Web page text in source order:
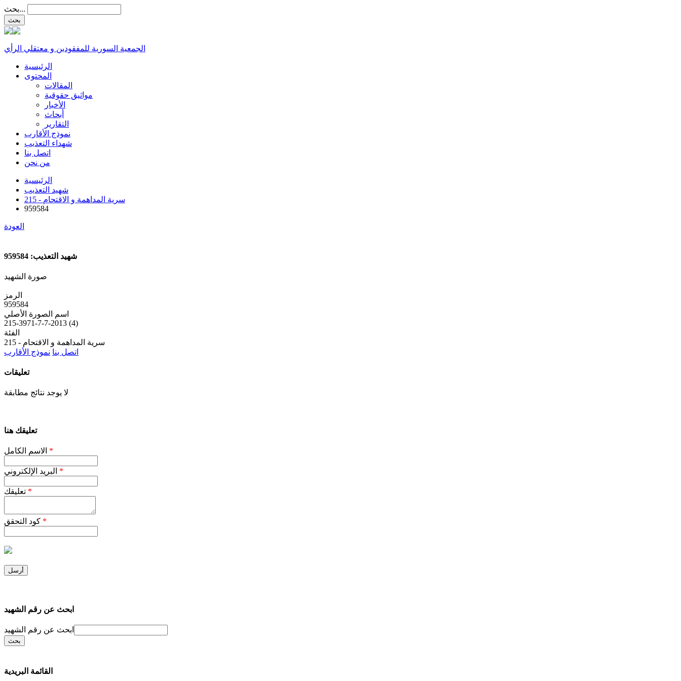
بحث...
الجمعية السورية للمفقودين و معتقلي الرأي
الرئيسية
المحتوى
المقالات
مواثيق حقوقية
الأخبار
أبحاث
التقارير
نموذج الأقارب
شهداء التعذيب
اتصل بنا
من نحن
الرئيسية
شهيد التعذيب
215 - سرية المداهمة و الاقتحام
959584
العودة
شهيد التعذيب: 959584
صورة الشهيد
الرمز
959584
اسم الصورة الأصلي
215-3971-7-7-2013 (4)
الفئة
215 - سرية المداهمة و الاقتحام
اتصل بنا نموذج الأقارب
تعليقات
لا يوجد نتائج مطابقة
تعليقك هنا
*
*
*
*
ابحث عن رقم الشهيد
ابحث عن رقم الشهيد
القائمة البريدية